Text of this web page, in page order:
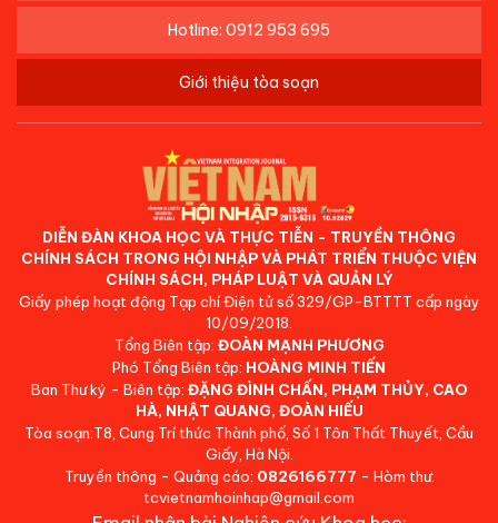
Hotline: 0912 953 695
Giới thiệu tòa soạn
DIỄN ĐÀN KHOA HỌC VÀ THỰC TIỄN - TRUYỀN THÔNG
CHÍNH SÁCH TRONG HỘI NHẬP VÀ PHÁT TRIỂN THUỘC VIỆN
CHÍNH SÁCH, PHÁP LUẬT VÀ QUẢN LÝ
Giấy phép hoạt động Tạp chí Điện tử số 329/GP-BTTTT cấp ngày
10/09/2018.
Tổng Biên tập: ĐOÀN MẠNH PHƯƠNG
Phó Tổng Biên tập: HOÀNG MINH TIẾN
Ban Thư ký - Biên tập: ĐẶNG ĐÌNH CHẤN, PHẠM THỦY, CAO
HÀ, NHẬT QUANG, ĐOÀN HIẾU
Tòa soạn:T8, Cung Trí thức Thành phố, Số 1 Tôn Thất Thuyết, Cầu
Giấy, Hà Nội.
Truyền thông - Quảng cáo: 0826166777 - Hòm thư:
tcvietnamhoinhap@gmail.com